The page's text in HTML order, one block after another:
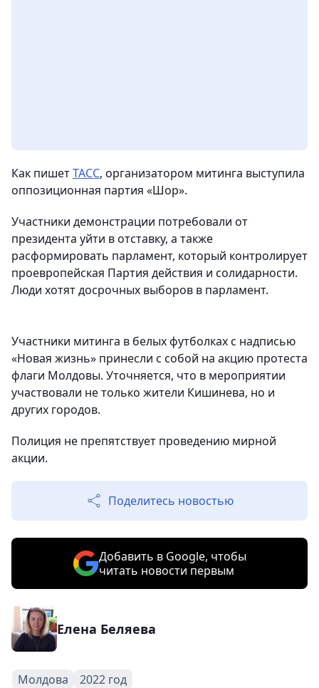
Как пишетТАСС, организатором митинга выступила
оппозиционная партия «Шор».
Участники демонстрации потребовали от
президента уйти в отставку, а также
расформировать парламент, который контролирует
проевропейская Партия действия и солидарности.
Люди хотят досрочных выборов в парламент.
Участники митинга в белых футболках с надписью
«Новая жизнь» принесли с собой на акцию протеста
флаги Молдовы. Уточняется, что в мероприятии
участвовали не только жители Кишинева, но и
других городов.
Полиция не препятствует проведению мирной
акции.
Поделитесь новостью
Добавить в Google, чтобы
читать новости первым
Елена Беляева
Молдова 2022 год